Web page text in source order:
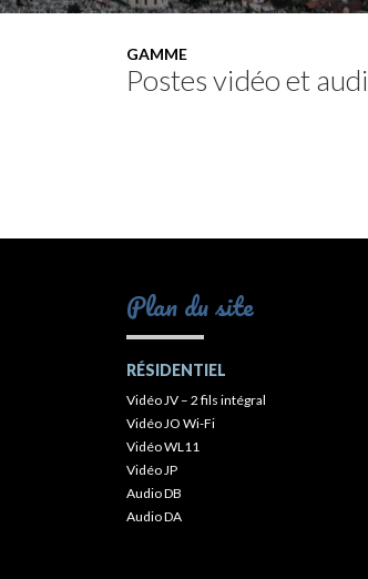
GAMME
Postes vidéo et
Plan du site
RÉSIDENTIEL
Vidéo JV – 2 fils intégral
Vidéo JO Wi-Fi
Vidéo WL11
Vidéo JP
Audio DB
Audio DA